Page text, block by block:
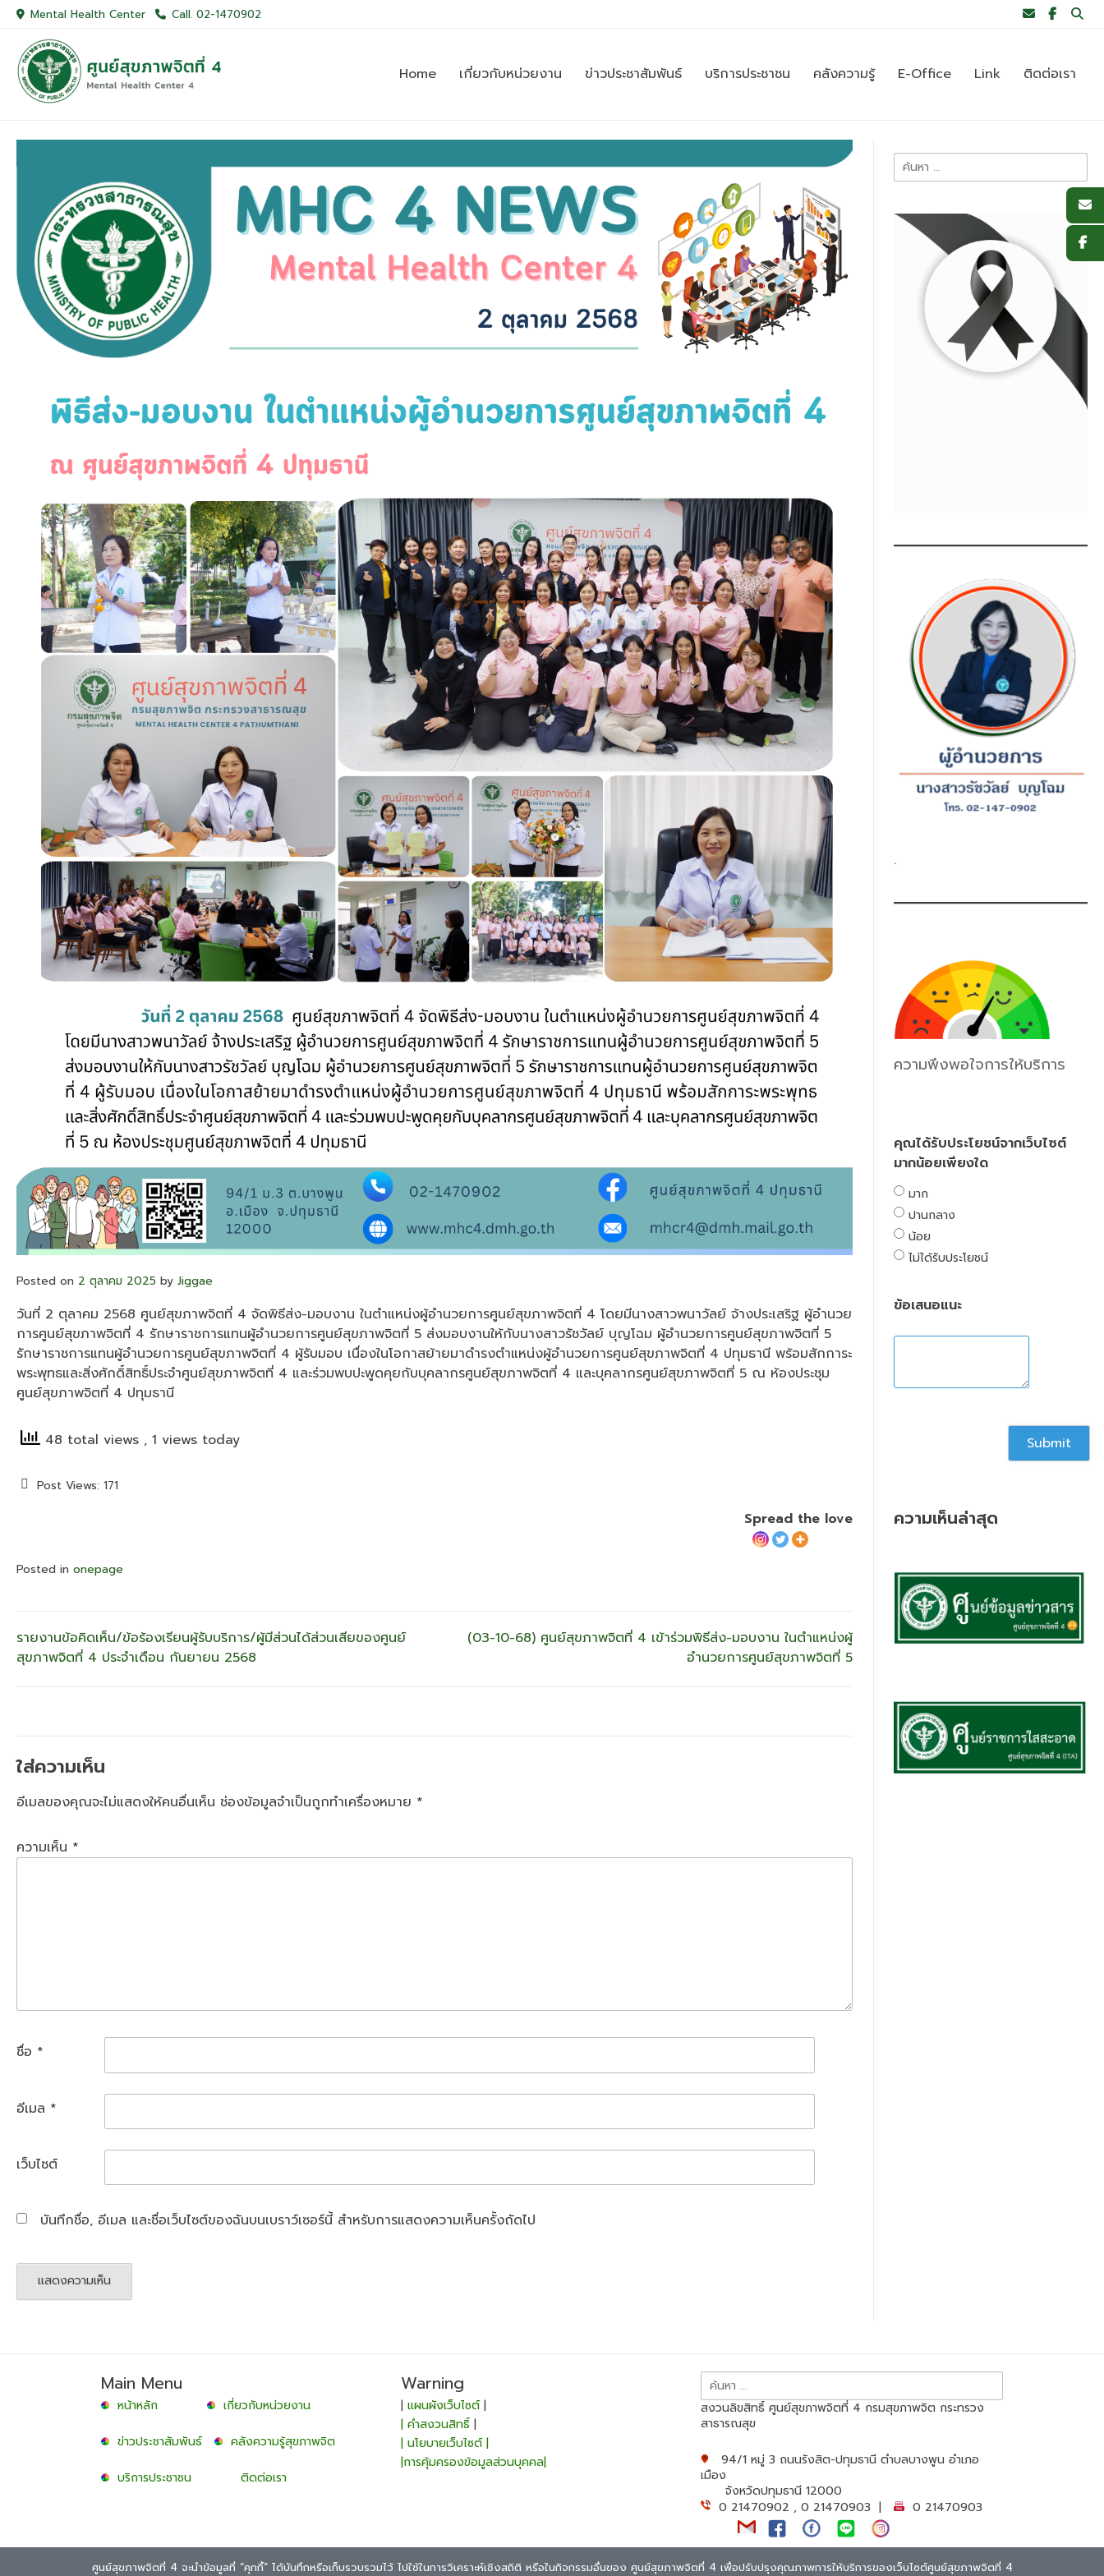
Skip
content
Mental Health Center Call. 02-1470902
Home เกี่ยวกับหน่วยงาน ข่าวประชาสัมพันธ์ บริการประชาชน คลังความรู้ E-Office Link ติดต่อเรา
Posted on 2 ตุลาคม 2025 by Jiggae
วันที่ 2 ตุลาคม 2568 ศูนย์สุขภาพจิตที่ 4 จัดพิธีส่ง-มอบงาน ในตำแหน่งผู้อำนวยการศูนย์สุขภาพจิตที่ 4 โดยมีนางสาวพนาวัลย์ จ้างประเสริฐ ผู้อำนวย
การศูนย์สุขภาพจิตที่ 4 รักษาราชการแทนผู้อำนวยการศูนย์สุขภาพจิตที่ 5 ส่งมอบงานให้กับนางสาวรัชวัลย์ บุญโฉม ผู้อำนวยการศูนย์สุขภาพจิตที่ 5
รักษาราชการแทนผู้อำนวยการศูนย์สุขภาพจิตที่ 4 ผู้รับมอบ เนื่องในโอกาสย้ายมาดำรงตำแหน่งผู้อำนวยการศูนย์สุขภาพจิตที่ 4 ปทุมธานี พร้อมสักการะ
พระพุทธและสิ่งศักดิ์สิทธิ์ประจำศูนย์สุขภาพจิตที่ 4 และร่วมพบปะพูดคุยกับบุคลากรศูนย์สุขภาพจิตที่ 4 และบุคลากรศูนย์สุขภาพจิตที่ 5 ณ ห้องประชุม
ศูนย์สุขภาพจิตที่ 4 ปทุมธานี
48 total views , 1 views today
Post Views: 171
Spread the love
Posted in onepage
แนะแนว
รายงานข้อคิดเห็น/ข้อร้องเรียนผู้รับบริการ/ผู้มีส่วนได้ส่วนเสียของศูนย์
สุขภาพจิตที่ 4 ประจำเดือน กันยายน 2568
(03-10-68) ศูนย์สุขภาพจิตที่ 4 เข้าร่วมพิธีส่ง-มอบงาน ในตำแหน่งผู้
อำนวยการศูนย์สุขภาพจิตที่ 5
ใส่ความเห็น
อีเมลของคุณจะไม่แสดงให้คนอื่นเห็น ช่องข้อมูลจำเป็นถูกทำเครื่องหมาย *
ความเห็น *
ชื่อ *
อีเมล *
เว็บไซต์
บันทึกชื่อ, อีเมล และชื่อเว็บไซต์ของฉันบนเบราว์เซอร์นี้ สำหรับการแสดงความเห็นครั้งถัดไป
ค้นหา
สำหรับ:
.
ความพึงพอใจการให้บริการ
คุณได้รับประโยชน์จากเว็บไซต์
มากน้อยเพียงใด
มาก
ปานกลาง
น้อย
ไม่ได้รับประโยชน์
ข้อเสนอแนะ
ความเห็นล่าสุด
Main Menu
หน้าหลัก เกี่ยวกับหน่วยงาน
ข่าวประชาสัมพันธ์ คลังความรู้สุขภาพจิต
บริการประชาชน ติดต่อเรา
Warning
|แผนผังเว็บไซต์|
| คำสงวนสิทธิ์|
| นโยบายเว็บไซต์ |
|การคุ้มครองข้อมูลส่วนบุคคล|
ค้นหา
สำหรับ:
สงวนลิขสิทธิ์ ศูนย์สุขภาพจิตที่ 4 กรมสุขภาพจิต กระทรวง
สาธารณสุข
94/1 หมู่ 3 ถนนรังสิต-ปทุมธานี ตำบลบางพูน อำเภอ
เมือง
จังหวัดปทุมธานี 12000
0 21470902 , 0 21470903 |
0 21470903
ศูนย์สุขภาพจิตที่ 4 จะนำข้อมูลที่ “คุกกี้” ได้บันทึกหรือเก็บรวบรวมไว้ ไปใช้ในการวิเคราะห์เชิงสถิติ หรือในกิจกรรมอื่นของ ศูนย์สุขภาพจิตที่ 4 เพื่อปรับปรุงคุณภาพการให้บริการของเว็บไซต์ศูนย์สุขภาพจิตที่ 4